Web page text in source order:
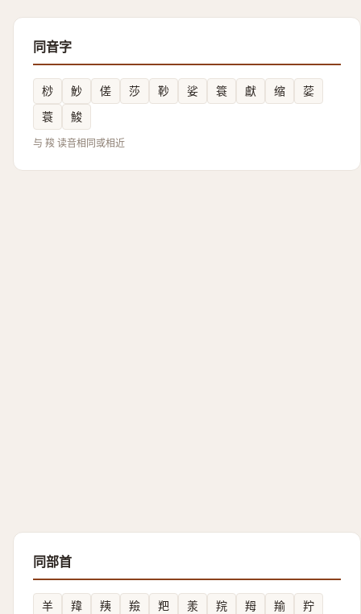
同音字
桫 魦 傞 莎 䩖 娑 簑 獻 缩
䓾
蓑
鮻
与 羧 读音相同或相近
同部首
羊 䍷 羠 羷 羓 羕 羦 䍭 羭
羜